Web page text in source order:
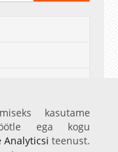
kasutame
ega kogu
Analyticsi teenust.